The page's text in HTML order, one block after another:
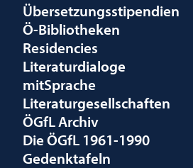
Übersetzungsstipendien
Ö-Bibliotheken
Residencies
Literaturdialoge
mitSprache
Literaturgesellschaften
ÖGfL Archiv
Die ÖGfL 1961-1990
Gedenktafeln